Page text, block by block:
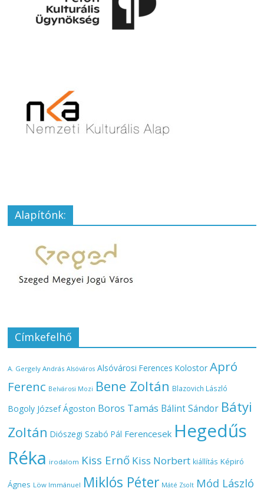
Alapítónk:
Címkefelhő
A. Gergely András Alsóváros Alsóvárosi Ferences Kolostor Apró
Ferenc Belvárosi Mozi Bene Zoltán Blazovich László
Bogoly József Ágoston Boros Tamás Bálint Sándor Bátyi
Zoltán Diószegi Szabó Pál Ferencesek Hegedűs
Réka irodalom Kiss Ernő Kiss Norbert kiállítás Képiró
Ágnes Löw Immánuel Miklós Péter Máté Zsolt Mód László